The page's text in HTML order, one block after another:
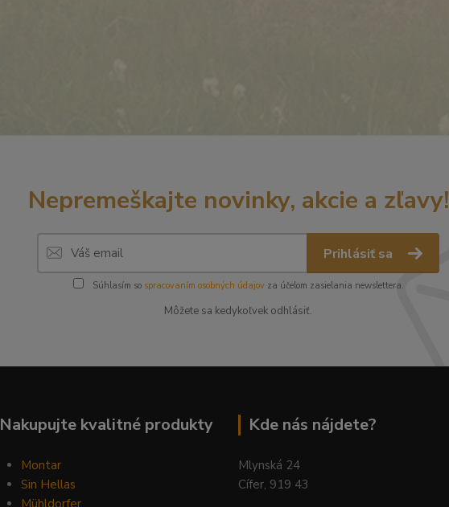
Nepremeškajte novinky, akcie a zľavy!
Prihlásiť sa
Súhlasím so spracovaním osobných údajovza účelom zasielania newslettera.
Môžete sa kedykoľvek odhlásiť.
Nakupujte kvalitné produkty
Montar
Sin Hellas
Mühldorfer
Kde nás nájdete?
Mlynská 24
Cífer, 919 43